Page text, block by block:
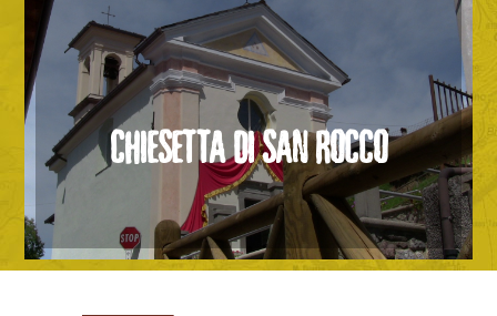
CHIESETTA DI SAN ROCCO